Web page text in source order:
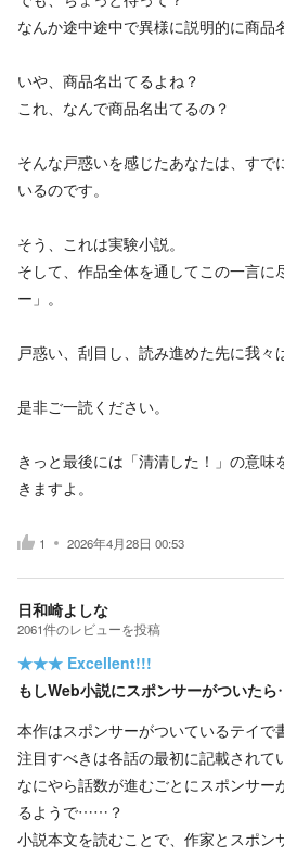
なんか途中途中で異様に説明的に商品
いや、商品名出てるよね？
これ、なんで商品名出てるの？
そんな戸惑いを感じたあなたは、すで
いるのです。
そう、これは実験小説。
そして、作品全体を通してこの一言に
ー」。
戸惑い、刮目し、読み進めた先に我々
是非ご一読ください。
きっと最後には「清清した！」の意
きますよ。
1 2026年4月28日 00:53
日和崎よしな
2061件のレビューを投稿
★★★ Excellent!!!
もしWeb小説にスポンサーがついた
本作はスポンサーがついているテイで
注目すべきは各話の最初に記載されて
なにやら話数が進むごとにスポンサー
るようで……？
小説本文を読むことで、作家とスポン